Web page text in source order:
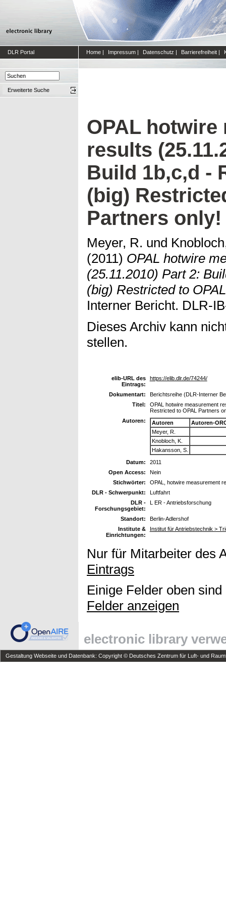
DLR Portal Home | Impressum | Datenschutz | Barrierefreiheit |
Erweiterte Suche
OPAL hotwire
results
Build 1b,c,d -
(big)
Partners only!
Meyer, R. und
(2011) OPAL hotwire
(25.11.2010) Part 2:
(big) Restricted to
Interner Bericht. DLR-
Dieses Archiv kann
stellen.
elib-URL des
Eintrags:
https://elib.dlr.de/74244/
Dokumentart:
Berichtsreihe (DLR-Interner
Titel:
OPAL hotwire measurement
Restricted to OPAL Partners
Autoren:
Autoren
Autoren-
Meyer, R.
Knobloch, K.
Hakansson, S.
Datum:
2011
Open Access:
Nein
Stichwörter:
OPAL, hotwire measurement
DLR - Schwerpunkt:
Luftfahrt
DLR -
Forschungsgebiet:
L ER - Antriebsforschung
Standort:
Berlin-Adlershof
Institute &
Einrichtungen:
Institut für Antriebstechnik >
Nur für Mitarbeiter des
Eintrags
Einige Felder oben
Felder anzeigen
electronic library
Gestaltung Webseite und Datenbank: Copyright © Deutsches Zentrum für Luft- und